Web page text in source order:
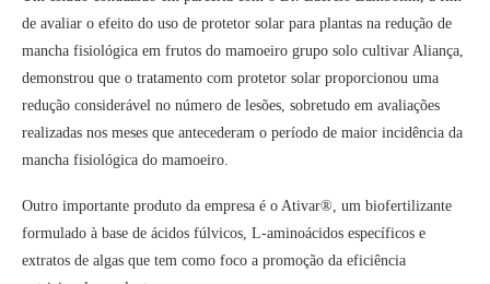
de avaliar o efeito do uso de protetor solar para plantas na redução de
mancha fisiológica em frutos do mamoeiro grupo solo cultivar Aliança,
demonstrou que o tratamento com protetor solar proporcionou uma
redução considerável no número de lesões, sobretudo em avaliações
realizadas nos meses que antecederam o período de maior incidência da
mancha fisiológica do mamoeiro.
Outro importante produto da empresa é o Ativar®, um biofertilizante
formulado à base de ácidos fúlvicos, L-aminoácidos específicos e
extratos de algas que tem como foco a promoção da eficiência